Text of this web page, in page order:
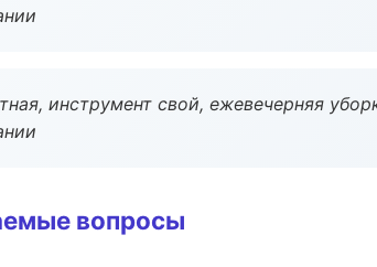
инструмент свой, ежевечерняя
вопросы